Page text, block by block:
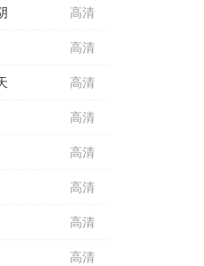
高清
高清
高清
高清
高清
高清
高清
高清